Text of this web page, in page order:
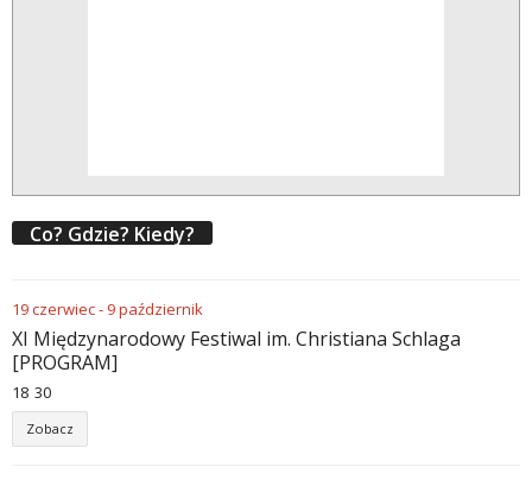
Co? Gdzie? Kiedy?
19czerwiec- 9październik
XI Międzynarodowy Festiwal im. Christiana Schlaga
[PROGRAM]
18 30
Zobacz